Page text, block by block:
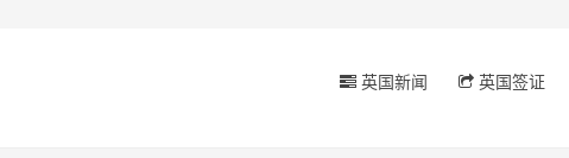
英国新闻 英国签证